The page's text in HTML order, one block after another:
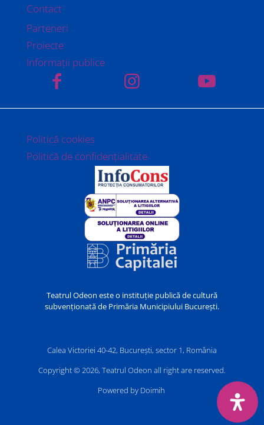
Contact
Parteneri
Proiecte
Informații publice
Politică cookies
Politică de confidențialitate
Teatrul Odeon este o instituție publică de cultură
subvenționată de Primăria Municipiului București.
Calea Victoriei 40-42, București, sector 1, România
Copyright © 2026, Teatrul Odeon all right are reserved.
Powered by Doimih